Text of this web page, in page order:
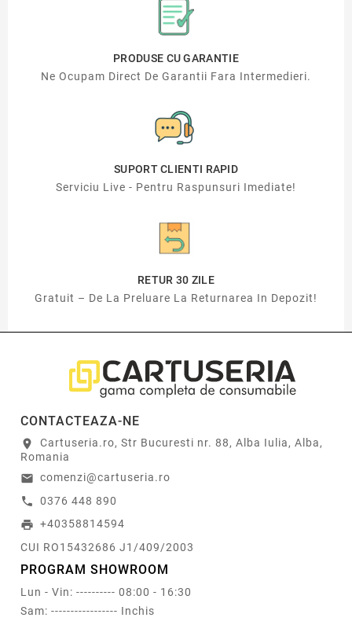
PRODUSE CU GARANTIE
Ne Ocupam Direct De Garantii Fara Intermedieri.
SUPORT CLIENTI RAPID
Serviciu Live - Pentru Raspunsuri Imediate!
RETUR 30 ZILE
Gratuit – De La Preluare La Returnarea In Depozit!
CONTACTEAZA-NE
location_on
Cartuseria.ro, Str Bucuresti nr. 88, Alba Iulia, Alba,
Romania
email comenzi@cartuseria.ro
call 0376 448 890
print +40358814594
CUI RO15432686 J1/409/2003
PROGRAM SHOWROOM
Lun - Vin: ---------- 08:00 - 16:30
Sam: ----------------- Inchis